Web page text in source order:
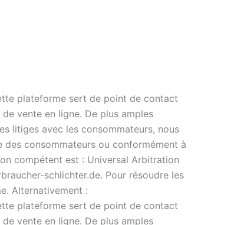
plateforme sert de point de contact
vente en ligne. De plus amples
litiges avec les consommateurs, nous
consommateurs ou conformément à
compétent est : Universal Arbitration
schlichter.de. Pour résoudre les
Alternativement :
plateforme sert de point de contact
vente en ligne. De plus amples